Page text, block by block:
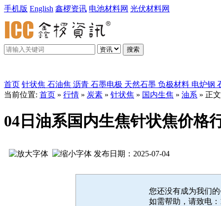
手机版 English 鑫椤资讯 电池材料网 光伏材料网
搜索
首页 针状焦 石油焦 沥青 石墨电极 天然石墨 负极材料 电炉钢
当前位置: 首页 » 行情 » 炭素 » 针状焦 » 国内生焦 » 油系 » 正文
04日油系国内生焦针状焦价格
发布日期：2025-07-04
您还没有成为我们
如需帮助，请致电：